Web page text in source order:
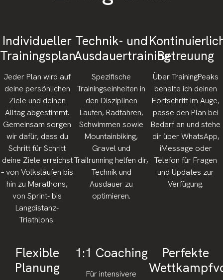
Individueller
Trainingsplan
Jeder Plan wird auf
deine persönlichen
Ziele und deinen
Alltag abgestimmt.
Gemeinsam sorgen
wir dafür, dass du
Schritt für Schritt
deine Ziele erreichst
– von Volksläufen bis
hin zu Marathons,
von Sprint- bis
Langdistanz-
Triathlons.
Technik- und
Ausdauertraining
Spezifische
Trainingseinheiten in
den Disziplinen
Laufen, Radfahren,
Schwimmen sowie
Mountainbiking,
Gravel und
Trailrunning helfen dir,
Technik und
Ausdauer zu
optimieren.
Betreuung
Über TrainingPeaks
behalte ich deinen
Fortschritt im Auge,
passe den Plan bei
Bedarf an und stehe
dir über WhatsApp,
iMessage oder
Telefon für Fragen
und Updates zur
Verfügung.
Flexible
Planung
1:1 Coaching
Für intensivere
Perfekte